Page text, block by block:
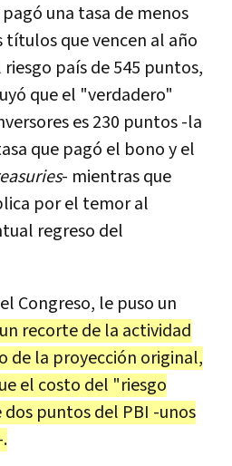
pagó una tasa de menos
títulos que vencen al año
país de 545 puntos,
que el "verdadero"
es 230 puntos -la
que pagó el bono y el
- mientras que
por el temor al
regreso del
Congreso, le puso un
recorte de la actividad
de la proyección original,
el costo del "riesgo
puntos del PBI -unos